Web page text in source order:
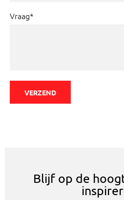
Vraag*
VERZEND
Blijf op de